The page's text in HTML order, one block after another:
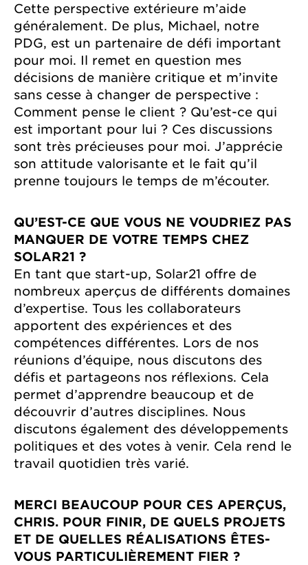
Cette perspective extérieure m’aide
généralement. De plus, Michael, notre
PDG, est un partenaire de défi important
pour moi. Il remet en question mes
décisions de manière critique et m’invite
sans cesse à changer de perspective :
Comment pense le client ? Qu’est-ce qui
est important pour lui ? Ces discussions
sont très précieuses pour moi. J’apprécie
son attitude valorisante et le fait qu’il
prenne toujours le temps de m’écouter.
QU’EST-CE QUE VOUS NE VOUDRIEZ PAS
MANQUER DE VOTRE TEMPS CHEZ
SOLAR21 ?
En tant que start-up, Solar21 offre de
nombreux aperçus de différents domaines
d’expertise. Tous les collaborateurs
apportent des expériences et des
compétences différentes. Lors de nos
réunions d’équipe, nous discutons des
défis et partageons nos réflexions. Cela
permet d’apprendre beaucoup et de
découvrir d’autres disciplines. Nous
discutons également des développements
politiques et des votes à venir. Cela rend le
travail quotidien très varié.
MERCI BEAUCOUP POUR CES APERÇUS,
CHRIS. POUR FINIR, DE QUELS PROJETS
ET DE QUELLES RÉALISATIONS ÊTES-
VOUS PARTICULIÈREMENT FIER ?